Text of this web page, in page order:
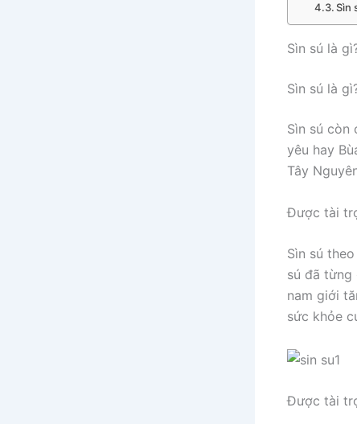
Sìn
Sìn sú là
Sìn sú là
Sìn sú còn
yêu hay
Tây
Được tài
Sìn sú
sú đã từng
nam giới
sức khỏe
Được tài